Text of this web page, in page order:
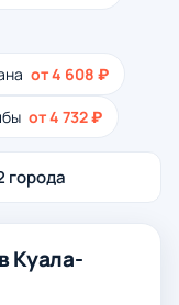
от 4 608 ₽
от 4 732 ₽
города
Куала-